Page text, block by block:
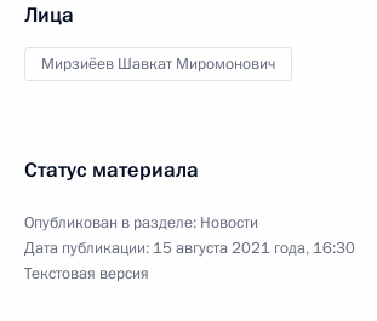
Лица
Мирзиёев Шавкат Миромонович
Статус материала
Опубликован в разделе: Новости
Дата публикации: 15 августа 2021 года, 16:30
Текстовая версия